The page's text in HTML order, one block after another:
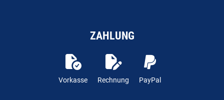
ZAHLUNG
Vorkasse Rechnung PayPal